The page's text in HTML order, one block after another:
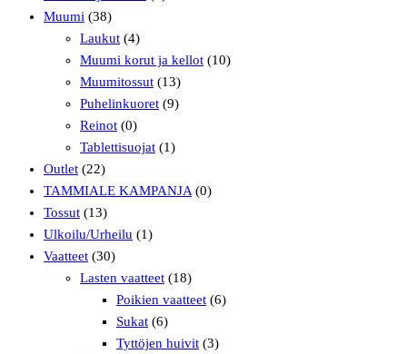
Muumi (38)
Laukut (4)
Muumi korut ja kellot (10)
Muumitossut (13)
Puhelinkuoret (9)
Reinot (0)
Tablettisuojat (1)
Outlet (22)
TAMMIALE KAMPANJA (0)
Tossut (13)
Ulkoilu/Urheilu (1)
Vaatteet (30)
Lasten vaatteet (18)
Poikien vaatteet (6)
Sukat (6)
Tyttöjen huivit (3)